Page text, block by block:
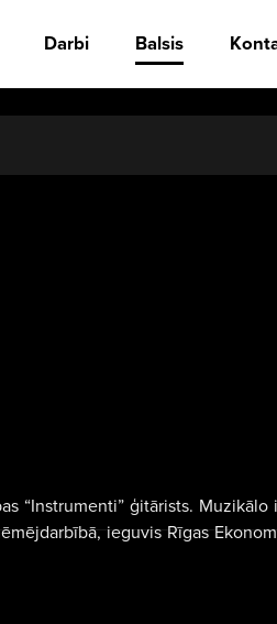
Darbi Balsis
“Instrumenti” ģitārists.
ieguvis Rīgas